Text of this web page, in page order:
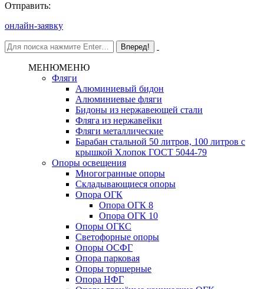
Отправить:
онлайн-заявку
МЕНЮМЕНЮ
Фляги
Алюминиевый бидон
Алюминиевые фляги
Бидоны из нержавеющей стали
Фляга из нержавейки
Фляги металлические
Барабан стальной 50 литров, 100 литров с
крышкой Хлопок ГОСТ 5044-79
Опоры освещения
Многогранные опоры
Складывающиеся опоры
Опора ОГК
Опора ОГК 8
Опора ОГК 10
Опоры ОГКС
Светофорные опоры
Опоры ОСФГ
Опора парковая
Опоры торшерные
Опора НФГ